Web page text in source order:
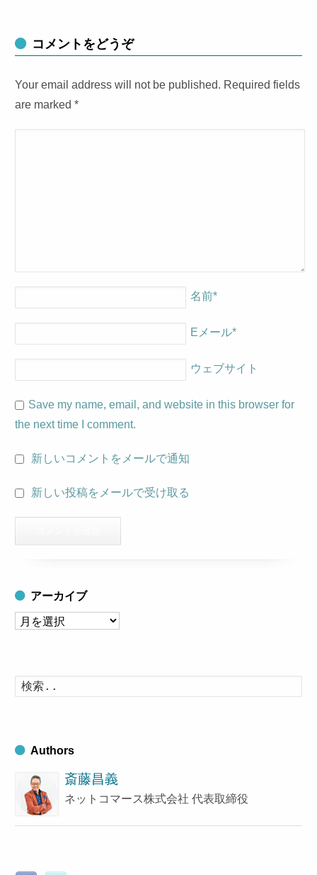
コメントをどうぞ
Your email address will not be published. Required fields
are marked*
名前*
Eメール*
ウェブサイト
Save my name, email, and website in this browser for
the next time I comment.
新しいコメントをメールで通知
新しい投稿をメールで受け取る
アーカイブ
ア
イ
ブ
索
Authors
斎藤昌義
ネットコマース株式会社 代表取締役